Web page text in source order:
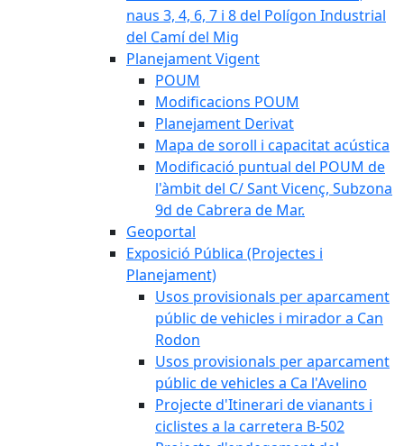
naus 3, 4, 6, 7 i 8 del Polígon Industrial
del Camí del Mig
Planejament Vigent
POUM
Modificacions POUM
Planejament Derivat
Mapa de soroll i capacitat acústica
Modificació puntual del POUM de
l'àmbit del C/ Sant Vicenç, Subzona
9d de Cabrera de Mar.
Geoportal
Exposició Pública (Projectes i
Planejament)
Usos provisionals per aparcament
públic de vehicles i mirador a Can
Rodon
Usos provisionals per aparcament
públic de vehicles a Ca l'Avelino
Projecte d'Itinerari de vianants i
ciclistes a la carretera B-502